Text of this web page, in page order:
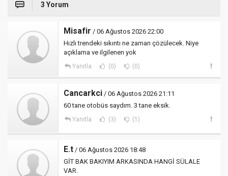
3 Yorum
Misafir / 06 Ağustos 2026 22:00
Hızlı trendeki sıkıntı ne zaman çözülecek. Niye
açıklama ve ilgilenen yok
Yanıtla (0) (0)
Cancarkci / 06 Ağustos 2026 21:11
60 tane otobüs saydım. 3 tane eksik.
Yanıtla (3) (1)
E.t / 06 Ağustos 2026 18:48
GİT BAK BAKIYIM ARKASINDA HANGİ SÜLALE
VAR.